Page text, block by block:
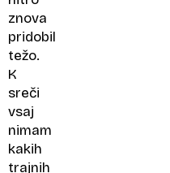
znova
pridobil
težo.
K
sreči
vsaj
nimam
kakih
trajnih